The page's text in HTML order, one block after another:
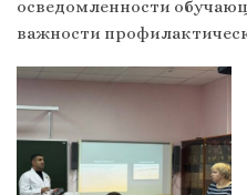
осведомленности
важности